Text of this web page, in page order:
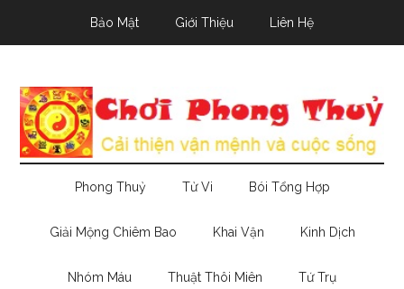
Bảo Mật Giới Thiệu Liên Hệ
Phong Thuỷ Tử Vi Bói Tổng Hợp
Giải Mộng Chiêm Bao Khai Vận Kinh Dịch
Nhóm Máu Thuật Thôi Miên Tứ Trụ